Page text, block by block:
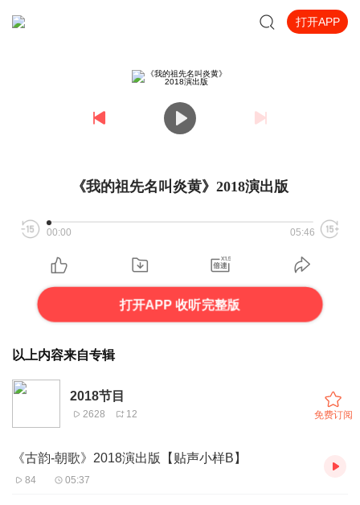
打开APP
《我的祖先名叫炎黄》2018演出版
00:00 05:46
打开APP 收听完整版
以上内容来自专辑
2018节目
2628 12 免费订阅
《古韵-朝歌》2018演出版【贴声小样B】
84 05:37